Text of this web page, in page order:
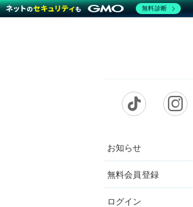
お知らせ
無料会員登録
ログイン
無料診断